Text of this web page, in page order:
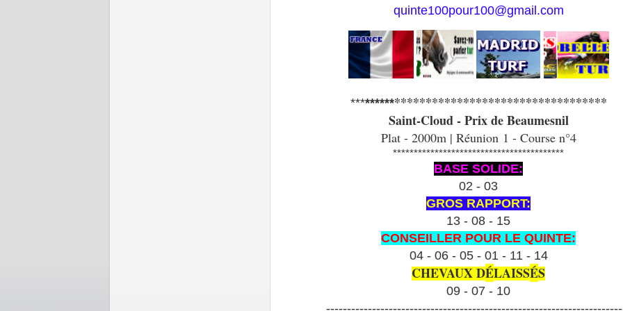
quinte100pour100@gmail.com
*******************************************
Saint-Cloud - Prix de Beaumesnil
Plat - 2000m | Réunion 1 - Course n°4
*****************************************
BASE SOLIDE:
02 - 03
GROS RAPPORT:
13 - 08 - 15
CONSEILLER POUR LE QUINTE:
04 - 06 - 05 - 01 - 11 - 14
CHEVAUX DÉLAISSÉS
09 - 07 - 10